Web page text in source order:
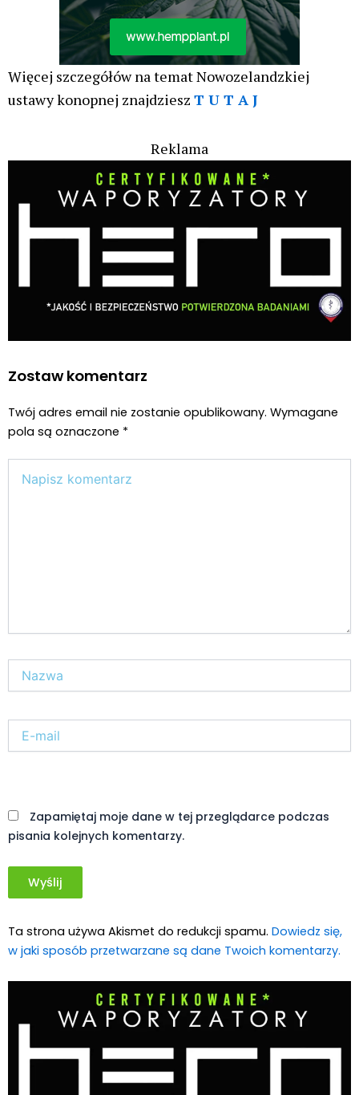
Więcej szczegółów na temat Nowozelandzkiej
ustawy konopnej znajdziesz T U T A J
Reklama
Zostaw komentarz
Twój adres email nie zostanie opublikowany. Wymagane
pola są oznaczone *
tutaj..
mail*
Zapamiętaj moje dane w tej przeglądarce podczas
pisania kolejnych komentarzy.
Ta strona używa Akismet do redukcji spamu. Dowiedz się,
w jaki sposób przetwarzane są dane Twoich komentarzy.